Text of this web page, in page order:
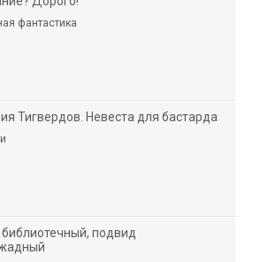
фантастика
Тигвердов. Невеста для бастарда
подвид